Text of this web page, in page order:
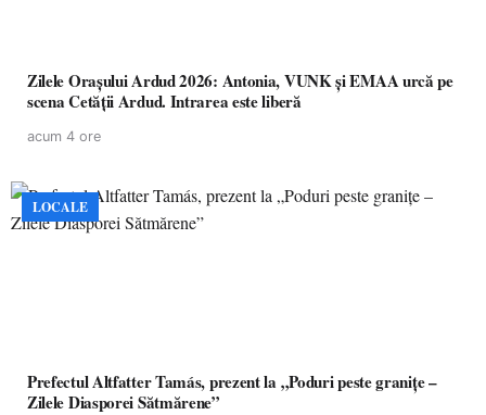
Zilele Orașului Ardud 2026: Antonia, VUNK și EMAA urcă pe
scena Cetății Ardud. Intrarea este liberă
acum 4 ore
LOCALE
Prefectul Altfatter Tamás, prezent la „Poduri peste granițe –
Zilele Diasporei Sătmărene”